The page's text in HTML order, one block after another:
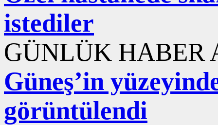
istediler
GÜNLÜK HABER
Güneş’in
görüntülendi